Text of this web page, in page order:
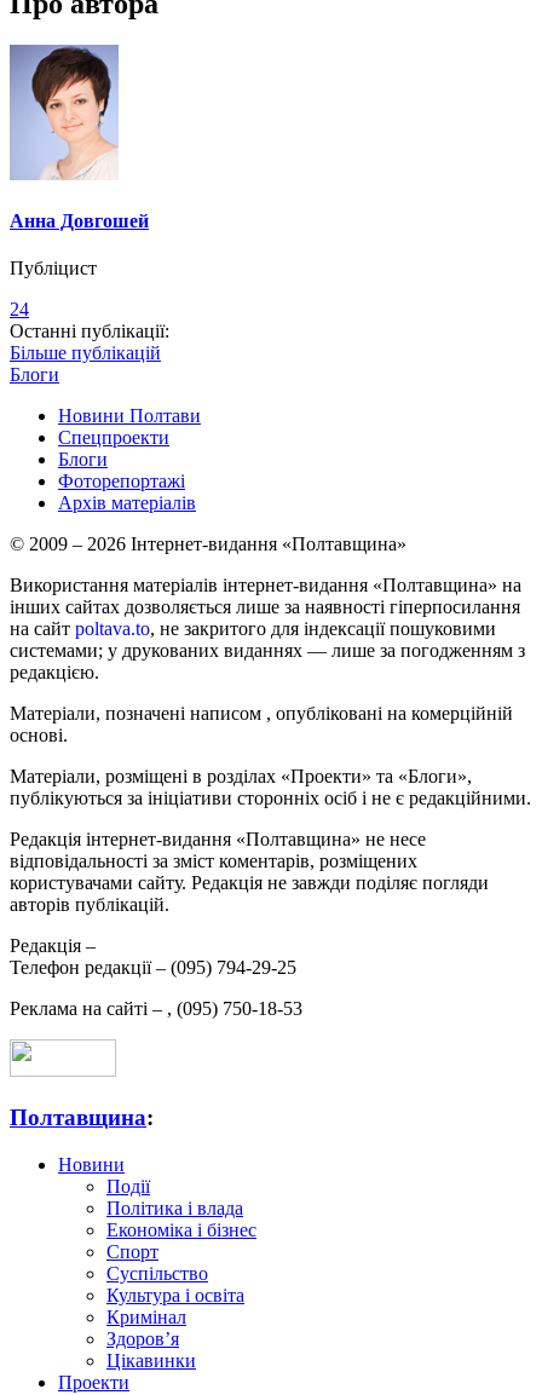
Анна Довгошей
Публіцист
24
Останні публікації:
Більше публікацій
Блоги
Новини Полтави
Спецпроекти
Блоги
Фоторепортажі
Архів матеріалів
© 2009 – 2026 Інтернет-видання «Полтавщина»
Використання матеріалів інтернет-видання «Полтавщина» на
інших сайтах дозволяється лише за наявності гіперпосилання
на сайт poltava.to, не закритого для індексації пошуковими
системами; у друкованих виданнях — лише за погодженням з
редакцією.
Матеріали, позначені написом , опубліковані на комерційній
основі.
Матеріали, розміщені в розділах «Проекти» та «Блоги»,
публікуються за ініціативи сторонніх осіб і не є редакційними.
Редакція інтернет-видання «Полтавщина» не несе
відповідальності за зміст коментарів, розміщених
користувачами сайту. Редакція не завжди поділяє погляди
авторів публікацій.
Редакція –
Телефон редакції – (095) 794-29-25
Реклама на сайті – , (095) 750-18-53
Полтавщина:
Новини
Події
Політика і влада
Економіка і бізнес
Спорт
Суспільство
Культура і освіта
Кримінал
Здоров’я
Цікавинки
Проекти